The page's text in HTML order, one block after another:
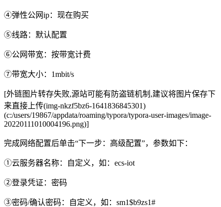
④弹性公网ip：现在购买
⑤线路：默认配置
⑥公网带宽：按带宽计费
⑦带宽大小：1mbit/s
[外链图片转存失败,源站可能有防盗链机制,建议将图片保存下
来直接上传(img-nkzf5bz6-1641836845301)
(c:/users/19867/appdata/roaming/typora/typora-user-images/image-
20220111010004196.png)]
完成网络配置后单击“下一步：高级配置”，参数如下：
①云服务器名称：自定义，如：ecs-iot
②登录凭证：密码
③密码/确认密码：自定义，如：sm1$b9zs1#